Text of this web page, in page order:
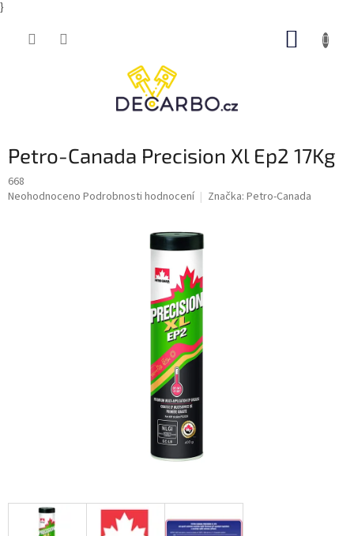
}
Petro-Canada Precision Xl Ep2 17Kg
668
Průměrné
Neohodnoceno Podrobnosti hodnocení Značka: Petro-Canada